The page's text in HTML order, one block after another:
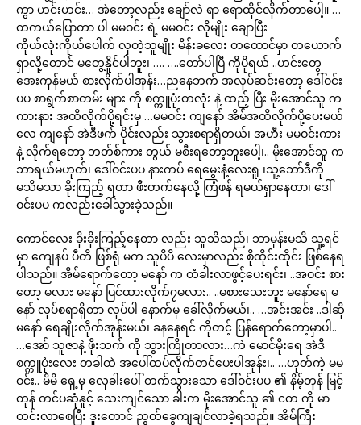
ကွာ ဟင်းဟင်း… အဲတော့လည်း ချော်လဲ ရာ ရောထိုင်လိုက်တာပေါ့။ …
တကယ်ပြောတာ ပါ မမဝင်း ရဲ့ မမဝင်း လိုမျိုး ချောပြီး
ကိုယ်လုံးကိုယ်ပေါက် လှတဲ့သူမျိုး မိန်းခလေး တထောင်မှာ တယောက်
ရှာလို့တောင် မတွေ့နိူင်ပါဘူး၊ …. ….တော်ပါပြီ ကိုပိုရယ် ..ဟင်းတွေ
အေးကုန်မယ် စားလိုက်ပါအုန်း…ညနေဘက် အလုပ်ဆင်းတော့ ဒေါ်ဝင်း
ပပ စာရွက်စာတမ်း များ ကို စက္ကူပုံးတလုံး နဲ့ ထည့် ပြီး မိုးအောင်သူ က
ကားနား အထိလိုက်ပို့ရင်းမှ …မမဝင်း ကျနော် အိမ်အထိလိုက်ပို့ပေးမယ်
လေ ကျနော် အဲဒီဖက် ပိုင်းလည်း သွားစရာရှိတယ်၊ အဟီး မမဝင်းကား
နဲ့ လိုက်ရတော့ ဘတ်စ်ကား တွယ် မစီးရတော့ဘူးပေါ့၊.. မိုးအောင်သူ က
ဘာရယ်မဟုတ်၊ ဒေါ်ဝင်းပပ နားကပ် ရေမွေးနံ့လေးရူ ၊သူ့ဘော်ဒီကို
မသိမသာ ခိုးကြည့် ရတာ ဖီးတက်နေလို့ ကြံဖန် ရမယ်ရှာနေတာ၊ ဒေါ်
ဝင်းပပ ကလည်းခေါ်သွားခဲ့သည်။
ကောင်လေး ခိုးခိုးကြည့်နေတာ လည်း သူသိသည်၊ ဘာမှန်းမသိ သူ့ရင်
မှာ ကျေနပ် ပီတိ ဖြစ်ရုံ မက သူပိပိ လေးမှာလည်း စိုထိုင်းထိုင်း ဖြစ်နေရ
ပါသည်။ အိမ်ရောက်တော့ မနော် က တံခါးလာဖွင့်ပေးရင်း၊ ..အဝင်း စား
တော့ မလား မနော် ပြင်ထားလိုက်၇မလား.. ..မစားသေးဘူး မနော်ရေ မ
နော် လုပ်စရာရှိတာ လုပ်ပါ နောက်မှ ခေါ်လိုက်မယ်၊.. …အင်းအင်း ..ဒါဆို
မနော် ရေချိုးလိုက်အုန်းမယ်၊ ခနနေရင် ကိုတင့် ပြန်ရောက်တော့မှာပါ..
…အော် သူဇာနဲ့ ဖိုးသက် ကို သွားကြိုတာလား…ကဲ မောင်မိုးရေ အဲဒီ
စက္ကူပုံးလေး တခါထဲ အပေါ်ထပ်လိုက်တင်ပေးပါအုန်း၊.. …ဟုတ်ကဲ့ မမ
ဝင်း.. မိမိ ရှေ့မှ လှေခါးပေါ် တက်သွားသော ဒေါ်ဝင်းပပ ၏ နိမ့်တုန် မြင့်
တုန် တင်ပဆုံနူင့် သေးကျင်သော ခါးက မိုးအောင်သူ ၏ ငတ ကို မာ
တင်းလာစေပြီး ဒူးတောင် ညွတ်ခွေကျချင်လာခဲ့ရသည်။ အိမ်ကြီး